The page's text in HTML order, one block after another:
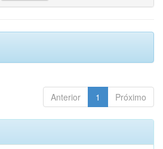
Anterior 1 Próximo